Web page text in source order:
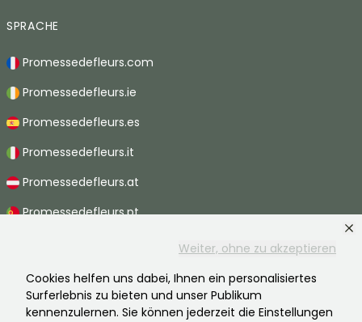
Weiter, ohne zu akzeptieren
Cookies helfen uns dabei, Ihnen ein personalisiertes
Surferlebnis zu bieten und unser Publikum
kennenzulernen. Sie können jederzeit die Einstellungen
SPRACHE
Promessedefleurs.com
Promessedefleurs.ie
Promessedefleurs.es
Promessedefleurs.it
Promessedefleurs.at
Promessedefleurs.pt
Promessedefleurs.be
Promessedefleurs.ch